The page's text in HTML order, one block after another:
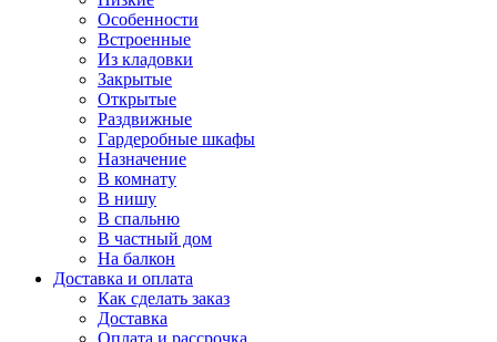
Особенности
Встроенные
Из кладовки
Закрытые
Открытые
Раздвижные
Гардеробные шкафы
Назначение
В комнату
В нишу
В спальню
В частный дом
На балкон
Доставка и оплата
Как сделать заказ
Доставка
Оплата и рассрочка